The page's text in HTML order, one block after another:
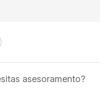
asesoramento?